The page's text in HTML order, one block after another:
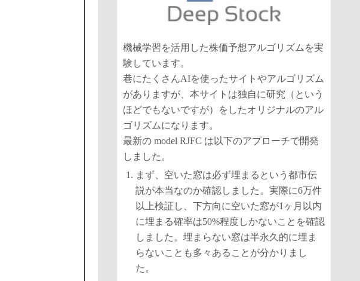
機械学習を活用した株価予想アルゴリズムを実
験しています。
巷にたくさんAIを使ったサイトやアルゴリズム
がありますが、本サイトは独自に研究（という
ほどでもないですが）をしたオリジナルのアル
ゴリズムになります。
最新の model RJFC は以下のアプローチで開発
しました。
まず、空いた窓は必ず埋まるという都市伝
説が本当なのか確認しました。実際に6万件
以上検証し、下方向に空いた窓が1ヶ月以内
に埋まる確率は50%程度しかないことを確認
しました。埋まらない窓は半永久的に埋ま
らないことも多々あることが分かりまし
た。